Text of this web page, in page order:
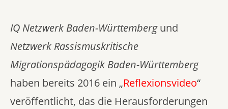
IQ Netzwerk Baden-Württembergund
Netzwerk Rassismuskritische
Migrationspädagogik Baden-Württemberg
haben bereits 2016 ein „Reflexionsvideo“
veröffentlicht, das die Herausforderungen